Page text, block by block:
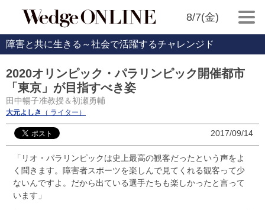
8/7(金)
障害と共に生きる～社会で活躍するチャレンジド
2020オリンピック・パラリンピック開催都市
「東京」が目指すべき姿
田中暢子准教授＆初瀬勇輔
大元よしき （ ライター）
2017/09/14
「リオ・パラリンピックは史上最高の観客だったという声をよ
く聞きます。障害者スポーツを楽しんで見てくれる観客って少
ないんですよ。だから出ている選手たちも楽しかったと言って
います」